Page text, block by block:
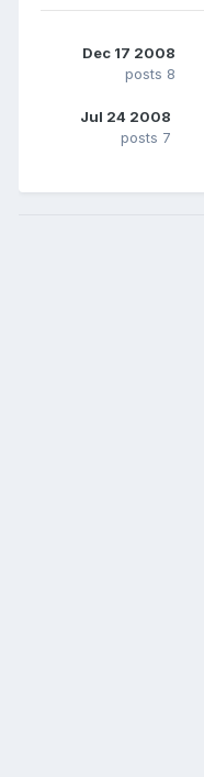
Dec 17 2008
8 posts
Jul 24 2008
7 posts